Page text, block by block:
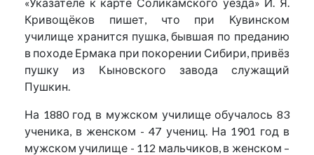
Кривощёков пишет, что при Кувинском
училище хранится пушка, бывшая по преданию
в походе Ермака при покорении Сибири, привёз
пушку из Кыновского завода служащий
Пушкин.
На 1880 год в мужском училище обучалось 83
ученика, в женском - 47 учениц. На 1901 год в
мужском училище - 112 мальчиков, в женском –